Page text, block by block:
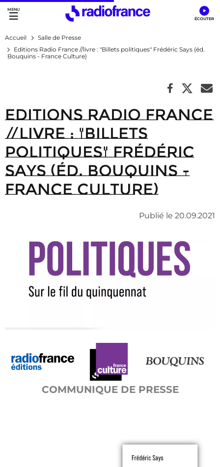
Accès direct :
Menu principal
Contenu
Accueil
Salle de Presse
Editions Radio France //livre : "Billets politiques" Frédéric Says (éd.
Bouquins - France Culture)
Editions Radio France
//livre : "Billets
politiques" Frédéric
Says (éd. Bouquins -
France Culture)
Publié le 20.09.2021
COMMUNIQUE DE PRESSE